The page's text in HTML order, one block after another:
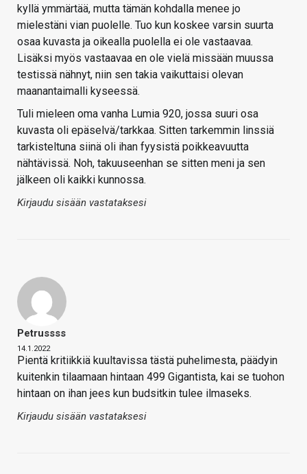
kyllä ymmärtää, mutta tämän kohdalla menee jo
mielestäni vian puolelle. Tuo kun koskee varsin suurta
osaa kuvasta ja oikealla puolella ei ole vastaavaa.
Lisäksi myös vastaavaa en ole vielä missään muussa
testissä nähnyt, niin sen takia vaikuttaisi olevan
maanantaimalli kyseessä.
Tuli mieleen oma vanha Lumia 920, jossa suuri osa
kuvasta oli epäselvä/tarkkaa. Sitten tarkemmin linssiä
tarkisteltuna siinä oli ihan fyysistä poikkeavuutta
nähtävissä. Noh, takuuseenhan se sitten meni ja sen
jälkeen oli kaikki kunnossa.
Kirjaudu sisään vastataksesi
Petrussss
14.1.2022
Pientä kritiikkiä kuultavissa tästä puhelimesta, päädyin
kuitenkin tilaamaan hintaan 499 Gigantista, kai se tuohon
hintaan on ihan jees kun budsitkin tulee ilmaseks.
Kirjaudu sisään vastataksesi